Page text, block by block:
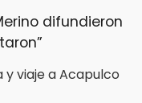
difundieron